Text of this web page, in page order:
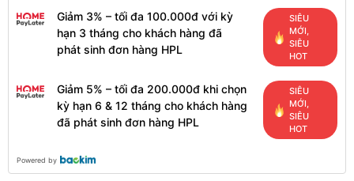
Giảm 3% – tối đa 100.000đ với kỳ
hạn 3 tháng cho khách hàng đã
phát sinh đơn hàng HPL
SIÊU
MỚI,
SIÊU
HOT
Giảm 5% – tối đa 200.000đ khi chọn
kỳ hạn 6 & 12 tháng cho khách hàng
đã phát sinh đơn hàng HPL
SIÊU
MỚI,
SIÊU
HOT
Powered by